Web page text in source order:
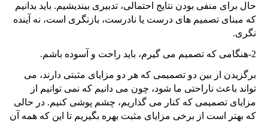
حال برای منفی بودن نتایج احتمالی، تدبیری بیندیشیم. باید بدانیم
که مبنای تصمیم های درست یا نادرست، بازنگری است، نه آینده
نگری.
2-هنگامی که تصمیم می گیرم، باید راحت و آسوده باشم.
برگزیدن از بین دو تصمیمی که هر دو مزایای مثبتی دارند، می
تواند باعث ناراحتی ما شود، چون می دانیم که نمی توانیم از
مزایای تصمیمی که کنار می گذاریم، چشم پوشی کنیم. در حالی
که بهتر است از برخی مزایای مثبت بهره بگیریم تا این که همه آن